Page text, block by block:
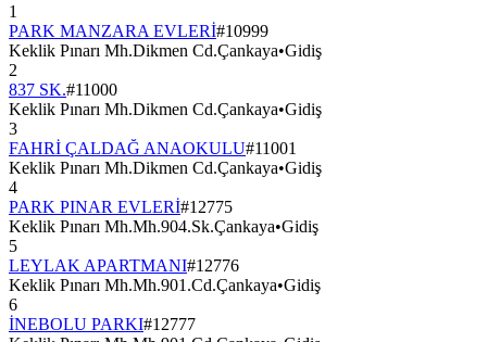
1
PARK MANZARA EVLERİ#10999
Keklik Pınarı Mh.Dikmen Cd.Çankaya•Gidiş
2
837 SK.#11000
Keklik Pınarı Mh.Dikmen Cd.Çankaya•Gidiş
3
FAHRİ ÇALDAĞ ANAOKULU#11001
Keklik Pınarı Mh.Dikmen Cd.Çankaya•Gidiş
4
PARK PINAR EVLERİ#12775
Keklik Pınarı Mh.Mh.904.Sk.Çankaya•Gidiş
5
LEYLAK APARTMANI#12776
Keklik Pınarı Mh.Mh.901.Cd.Çankaya•Gidiş
6
İNEBOLU PARKI#12777